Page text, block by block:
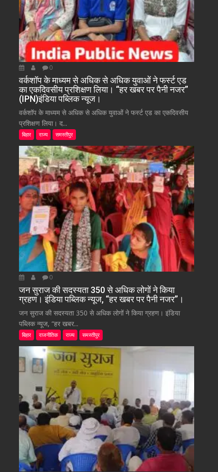
0
वर्कशॉप के माध्यम से अधिक से अधिक युवाओं ने फर्स्ट एड
का एकदिवसीय प्रशिक्षण लिया। “हर खबर पर पैनी नजर”
(IPN)इंडिया पब्लिक न्यूज।
वर्कशॉप के माध्यम से अधिक से अधिक युवाओं ने फर्स्ट एड का एकदिवसीय
प्रशिक्षण लिया। द...
बिहार राज्य समस्तीपुर
0
जन सुराज की सदस्यता 350 से अधिक लोगों ने किया
ग्रहण। इंडिया पब्लिक न्यूज, “हर खबर पर पैनी नजर”।
जन सुराज की सदस्यता 350 से अधिक लोगों ने किया ग्रहण। इंडिया
पब्लिक न्यूज, “हर खबर...
बिहार राजनीतिक राज्य समस्तीपुर